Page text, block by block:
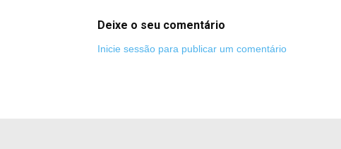
Deixe o seu comentário
Inicie sessão para publicar um comentário